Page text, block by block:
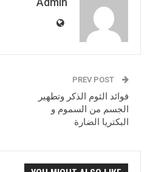
فوائد الثوم الذكر وتطهير
الجسم من السموم و
البكتريا الضارة